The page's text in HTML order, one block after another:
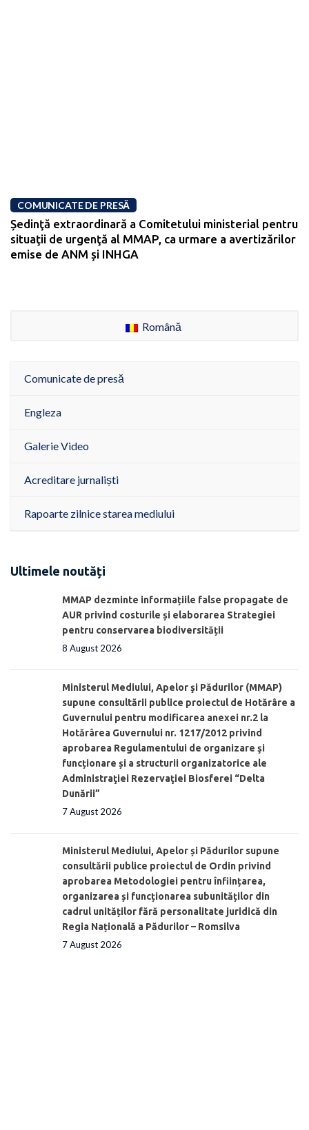
COMUNICATE DE PRESĂ
Ședinţă extraordinară a Comitetului ministerial pentru
situaţii de urgenţă al MMAP, ca urmare a avertizărilor
emise de ANM și INHGA
Română
Comunicate de presă
Engleza
Galerie Video
Acreditare jurnaliști
Rapoarte zilnice starea mediului
Ultimele noutăți
MMAP dezminte informațiile false propagate de
AUR privind costurile și elaborarea Strategiei
pentru conservarea biodiversității
8 August 2026
Ministerul Mediului, Apelor şi Pădurilor (MMAP)
supune consultării publice proiectul de Hotărâre a
Guvernului pentru modificarea anexei nr.2 la
Hotărârea Guvernului nr. 1217/2012 privind
aprobarea Regulamentului de organizare şi
funcționare și a structurii organizatorice ale
Administraţiei Rezervaţiei Biosferei “Delta
Dunării”
7 August 2026
Ministerul Mediului, Apelor și Pădurilor supune
consultării publice proiectul de Ordin privind
aprobarea Metodologiei pentru înființarea,
organizarea și funcționarea subunităților din
cadrul unităților fără personalitate juridică din
Regia Națională a Pădurilor – Romsilva
7 August 2026